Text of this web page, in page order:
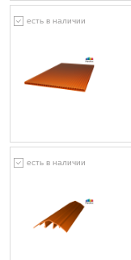
есть в наличии
есть в наличии